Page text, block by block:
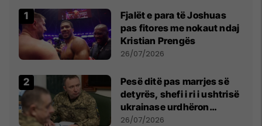
Fjalët e para të Joshuas
pas fitores me nokaut ndaj
Kristian Prengës
26/07/2026
Pesë ditë pas marrjes së
detyrës, shefi i ri i ushtrisë
ukrainase urdhëron
kontroll të madh
26/07/2026